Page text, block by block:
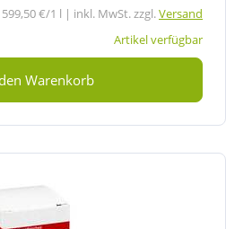
599,50 €/1 l | inkl. MwSt. zzgl.Versand
Artikel verfügbar
Warenkorb